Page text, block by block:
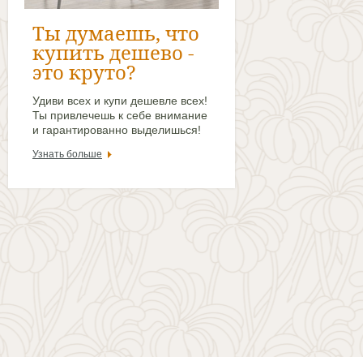
Ты думаешь, что
купить дешево -
это круто?
Удиви всех и купи дешевле всех!
Ты привлечешь к себе внимание
и гарантированно выделишься!
Узнать больше